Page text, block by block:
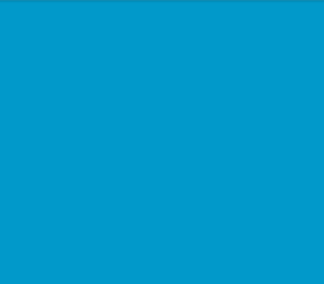
el clima laboral en cada